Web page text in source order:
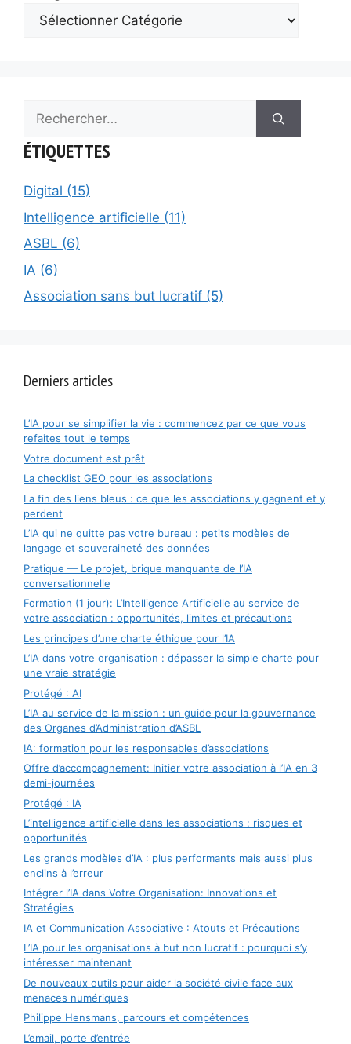
Rechercher :
ÉTIQUETTES
Digital (15)
Intelligence artificielle (11)
ASBL (6)
IA (6)
Association sans but lucratif (5)
Derniers articles
L’IA pour se simplifier la vie : commencez par ce que vous
refaites tout le temps
Votre document est prêt
La checklist GEO pour les associations
La fin des liens bleus : ce que les associations y gagnent et y
perdent
L’IA qui ne quitte pas votre bureau : petits modèles de
langage et souveraineté des données
Pratique — Le projet, brique manquante de l’IA
conversationnelle
Formation (1 jour): L’Intelligence Artificielle au service de
votre association : opportunités, limites et précautions
Les principes d’une charte éthique pour l’IA
L’IA dans votre organisation : dépasser la simple charte pour
une vraie stratégie
Protégé : AI
L’IA au service de la mission : un guide pour la gouvernance
des Organes d’Administration d’ASBL
IA: formation pour les responsables d’associations
Offre d’accompagnement: Initier votre association à l’IA en 3
demi-journées
Protégé : IA
L’intelligence artificielle dans les associations : risques et
opportunités
Les grands modèles d’IA : plus performants mais aussi plus
enclins à l’erreur
Intégrer l’IA dans Votre Organisation: Innovations et
Stratégies
IA et Communication Associative : Atouts et Précautions
L’IA pour les organisations à but non lucratif : pourquoi s’y
intéresser maintenant
De nouveaux outils pour aider la société civile face aux
menaces numériques
Philippe Hensmans, parcours et compétences
L’email, porte d’entrée